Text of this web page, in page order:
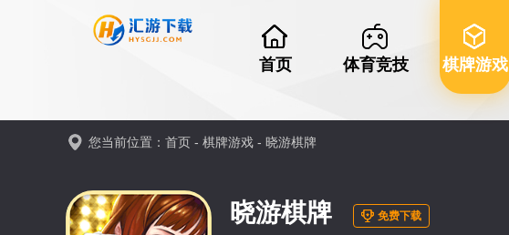
首页 体育竞技 棋牌游戏
您当前位置： 首页 - 棋牌游戏 - 晓游棋牌
晓游棋牌 免费下载